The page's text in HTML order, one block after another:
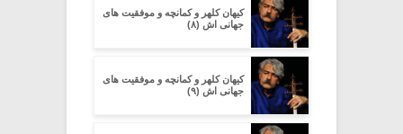
کیهان کلهر و کمانچه و موفقیت های
جهانی اش (۸)
کیهان کلهر و کمانچه و موفقیت های
جهانی اش (۹)